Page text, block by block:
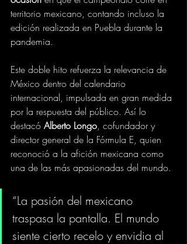
territorio mexicano, contando incluso la
edición realizada en Puebla durante la
pandemia.
Este doble hito refuerza la relevancia de
México dentro del calendario
internacional, impulsada en gran medida
por la respuesta del público. Así lo
destacó Alberto Longo, cofundador y
director general de la Fórmula E, quien
reconoció a la afición mexicana como
una de las más apasionadas del mundo.
“La pasión del mexicano
traspasa la pantalla. El mundo
siente cierto recelo y envidia al